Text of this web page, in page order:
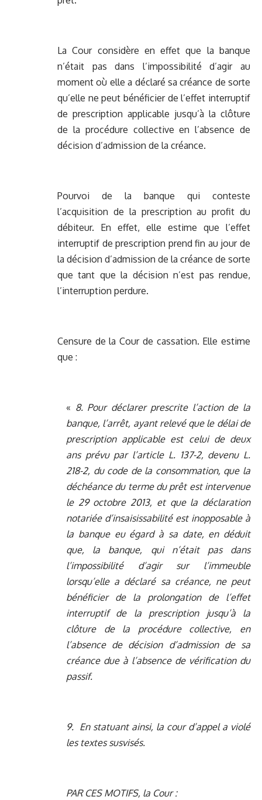
La Cour considère en effet que la banque
n’était pas dans l’impossibilité d’agir au
moment où elle a déclaré sa créance de sorte
qu’elle ne peut bénéficier de l’effet interruptif
de prescription applicable jusqu’à la clôture
de la procédure collective en l’absence de
décision d’admission de la créance.
Pourvoi de la banque qui conteste
l’acquisition de la prescription au profit du
débiteur. En effet, elle estime que l’effet
interruptif de prescription prend fin au jour de
la décision d’admission de la créance de sorte
que tant que la décision n’est pas rendue,
l’interruption perdure.
Censure de la Cour de cassation. Elle estime
que :
« 8. Pour déclarer prescrite l’action de la
banque, l’arrêt, ayant relevé que le délai de
prescription applicable est celui de deux
ans prévu par l’article L. 137-2, devenu L.
218-2, du code de la consommation, que la
déchéance du terme du prêt est intervenue
le 29 octobre 2013, et que la déclaration
notariée d’insaisissabilité est inopposable à
la banque eu égard à sa date, en déduit
que, la banque, qui n’était pas dans
l’impossibilité d’agir sur l’immeuble
lorsqu’elle a déclaré sa créance, ne peut
bénéficier de la prolongation de l’effet
interruptif de la prescription jusqu’à la
clôture de la procédure collective, en
l’absence de décision d’admission de sa
créance due à l’absence de vérification du
passif.
9. En statuant ainsi, la cour d’appel a violé
les textes susvisés.
PAR CES MOTIFS, la Cour :